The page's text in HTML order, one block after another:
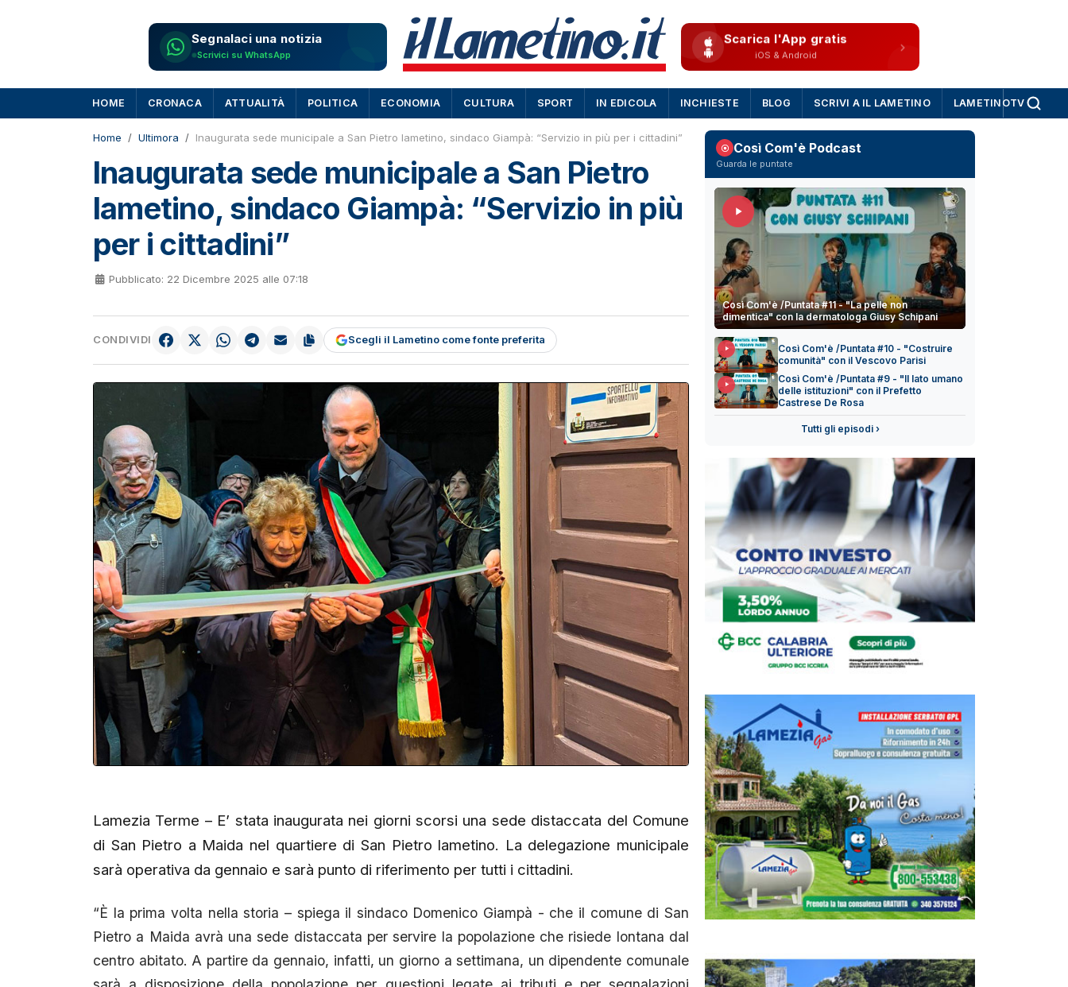
Segnalaci una notizia
Scrivici su WhatsApp
Scarica l'App gratis
iOS & Android
HOME CRONACA ATTUALITÀ POLITICA ECONOMIA CULTURA SPORT IN EDICOLA INCHIESTE BLOG SCRIVI A IL LAMETINO LAMETINOTV
Home Ultimora Inaugurata sede municipale a San Pietro lametino, sindaco Giampà: “Servizio in più per i cittadini”
Inaugurata sede municipale a San Pietro
lametino, sindaco Giampà: “Servizio in più
per i cittadini”
Pubblicato: 22 Dicembre 2025 alle 07:18
CONDIVIDI Scegli il Lametino come fonte preferita
Lamezia Terme – E’ stata inaugurata nei giorni scorsi una sede distaccata del Comune
di San Pietro a Maida nel quartiere di San Pietro lametino. La delegazione municipale
sarà operativa da gennaio e sarà punto di riferimento per tutti i cittadini.
“È la prima volta nella storia – spiega il sindaco Domenico Giampà - che il comune di San
Pietro a Maida avrà una sede distaccata per servire la popolazione che risiede lontana dal
centro abitato. A partire da gennaio, infatti, un giorno a settimana, un dipendente comunale
Così Com'è Podcast
Guarda le puntate
Così Com'è /Puntata #11 - "La pelle non
dimentica" con la dermatologa Giusy Schipani
Così Com'è /Puntata #10 - "Costruire
comunità" con il Vescovo Parisi
Così Com'è /Puntata #9 - "Il lato umano
delle istituzioni" con il Prefetto
Castrese De Rosa
Tutti gli episodi ›